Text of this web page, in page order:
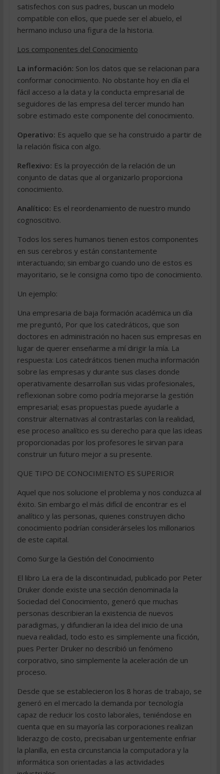
satisfechos con sus padres, buscan un modelo
compatible con ellos, que puede ser el abuelo, el
hermano incluso una figura de la historia.
Los componentes del Conocimiento
La información: Son los datos que se relacionan para
conformar conocimiento. No obstante hoy en día el
fácil acceso a la data y la conducta empresarial de
seguidores de las empresa del tercer mundo han
sobre estimado este componente del conocimiento.
Operativo: Es aquello que se ha construido a partir de
la relación física con algo.
Reflexivo: Es la proyección de la relación de un
conjunto de datas que al organizarlo proporciona
conocimiento.
Analítico: Es el reordenamiento de nuestro mundo
cognoscitivo.
Todos los seres humanos tienen estos componentes
en sus cerebros y están constantemente
interactuando; sin embargo cuando uno de estos es
mayoritario, se le consigna como tipo de conocimiento.
Un ejemplo:
Una empresaria de baja formación académica un día
me preguntó, Por que los catedráticos, que son
doctores en administración no hacen sus empresas en
lugar de querer enseñarme a mí dirigir la mía. La
respuesta: Los catedráticos tienen mucha información
sobre las empresas y durante sus clases donde
operativamente desarrollan sus vidas profesionales,
reflexionan sobre como podría mejorarse la gestión
empresarial; esas propuestas puede ayudarle a
construir alternativas al contrastarlas con la realidad,
ese proceso analítico es su derecho para que las ideas
proporcionadas por los profesores le sirvan para
construir un futuro mejor a su presente.
QUE TIPO DE CONOCIMIENTO ES SUPERIOR
Aquel que nos solucione el problema y nos conduzca al
éxito. Sin embargo el más difícil de encontrar es el
analítico y las personas, quienes construyen dicho
conocimiento podrían considerárseles los millonarios
de este capital.
Como Surge la Gestión del Conocimiento
El libro La era de la discontinuidad, publicado por Peter
Druker donde existe una sección denominada la
Sociedad del Conocimiento, generó que muchas
personas describieran la existencia de nuevos
paradigmas, y difundieran la idea del inicio de una
nueva realidad, todo esto es simplemente una ficción,
pues Perter Druker no describió un fenómeno
corporativo, sino simplemente la aceleración de un
proceso.
Desde que se establecieron los 8 horas de trabajo, se
generó en el mercado la demanda por tecnología
capaz de reducir los costo laborales, teniéndose en
cuenta que en su mayoría las corporaciones realizan
liderazgo de costo, precisaban urgentemente enfriar
la planilla, en esta circunstancia la computadora y la
informática son orientadas a las actividades